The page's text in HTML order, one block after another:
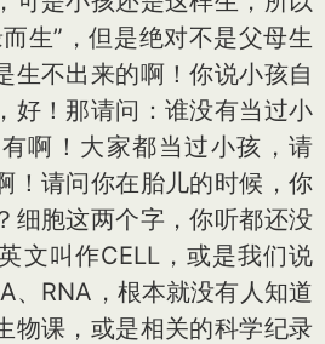
生”，但是绝对不是父母生
生不出来的啊！你说小孩自
好！那请问：谁没有当过小
啊！大家都当过小孩，请
！请问你在胎儿的时候，你
细胞这两个字，你听都还没
文叫作CELL，或是我们说
、RNA，根本就没有人知道
物课，或是相关的科学纪录